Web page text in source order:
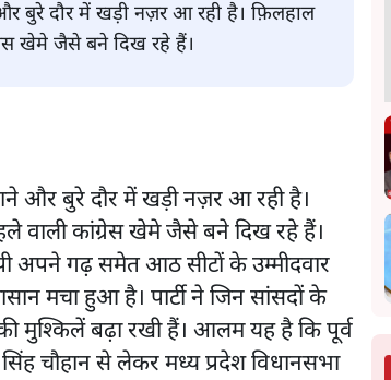
बुरे दौर में खड़ी नज़र आ रही है। फ़िलहाल
खेमे जैसे बने दिख रहे हैं।
और बुरे दौर में खड़ी नज़र आ रही है।
वाली कांग्रेस खेमे जैसे बने दिख रहे हैं।
अपने गढ़ समेत आठ सीटों के उम्मीदवार
मचा हुआ है। पार्टी ने जिन सांसदों के
मुश्किलें बढ़ा रखी हैं। आलम यह है कि पूर्व
चौहान से लेकर मध्य प्रदेश विधानसभा